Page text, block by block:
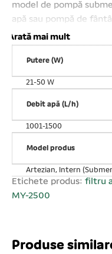
model de pompă
apă sau pompă de
Înălțimea coloanei
Pentru acvarii de apă
submersibil cu
Prinderea pe acvariu
Buton de reglare
Putere consumată: 45
submersibil. AC 220 V.
funcțiune în afara apei,
pompei de apă țineți
scade direct
În funcție de înălțimea
de apă variază.
Arată mai mult
Putere (W)
21-50 W
Debit apă (L/h)
1001-1500
Model produs
Artezian, Intern
Etichete produs: filtru
MY-2500
Produse